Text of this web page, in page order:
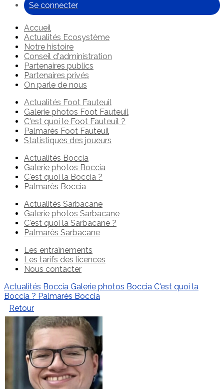
Se connecter
Accueil
Actualités Ecosystème
Notre histoire
Conseil d'administration
Partenaires publics
Partenaires privés
On parle de nous
Actualités Foot Fauteuil
Galerie photos Foot Fauteuil
C'est quoi le Foot Fauteuil ?
Palmarès Foot Fauteuil
Statistiques des joueurs
Actualités Boccia
Galerie photos Boccia
C'est quoi la Boccia ?
Palmarès Boccia
Actualités Sarbacane
Galerie photos Sarbacane
C'est quoi la Sarbacane ?
Palmarès Sarbacane
Les entraînements
Les tarifs des licences
Nous contacter
Actualités Boccia Galerie photos Boccia C'est quoi la
Boccia ? Palmarès Boccia
Retour